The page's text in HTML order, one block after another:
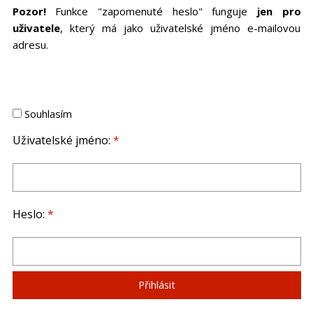
Pozor!Funkce "zapomenuté heslo" funguje jen pro
uživatele, který má jako uživatelské jméno e-mailovou
adresu.
Souhlasím
Uživatelské jméno: *
Heslo: *